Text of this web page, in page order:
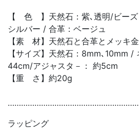
【 色 】天然石：紫､透明/ビーズ
シルバー / 合革：ベージュ
【素 材】天然石と合革とメッキ
【サイズ】天然石：8mm､10mm /
44cm/アジャスタ－： 約5cm
【重 さ】約20g
ラッピング